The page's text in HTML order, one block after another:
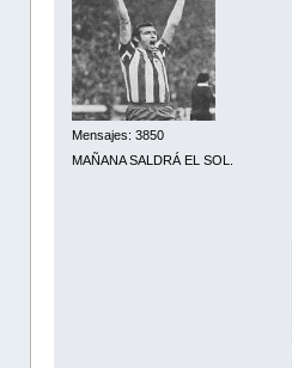
Mensajes: 3850
MAÑANA SALDRÁ EL SOL.